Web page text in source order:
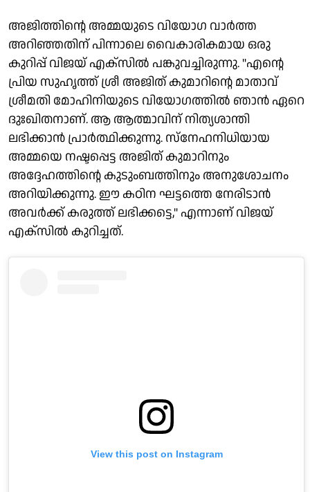
അജിത്തിന്റെ അമ്മയുടെ വിയോഗ വാർത്ത
അറിഞ്ഞതിന് പിന്നാലെ വൈകാരികമായ ഒരു
കുറിപ്പ് വിജയ് എക്സിൽ പങ്കുവച്ചിരുന്നു. "എന്റെ
പ്രിയ സുഹൃത്ത് ശ്രീ അജിത് കുമാറിന്റെ മാതാവ്
ശ്രീമതി മോഹിനിയുടെ വിയോഗത്തിൽ ഞാൻ ഏറെ
ദുഃഖിതനാണ്. ആ ആത്മാവിന് നിത്യശാന്തി
ലഭിക്കാൻ പ്രാർത്ഥിക്കുന്നു. സ്നേഹനിധിയായ
അമ്മയെ നഷ്ടപ്പെട്ട അജിത് കുമാറിനും
അദ്ദേഹത്തിന്റെ കുടുംബത്തിനും അനുശോചനം
അറിയിക്കുന്നു. ഈ കഠിന ഘട്ടത്തെ നേരിടാൻ
അവർക്ക് കരുത്ത് ലഭിക്കട്ടെ," എന്നാണ് വിജയ്
എക്സിൽ കുറിച്ചത്.
View this post on Instagram